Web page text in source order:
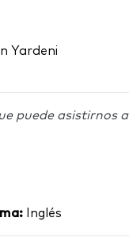
Yardeni
puede asistirnos a
Inglés